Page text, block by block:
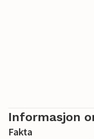
Informasjon
Fakta